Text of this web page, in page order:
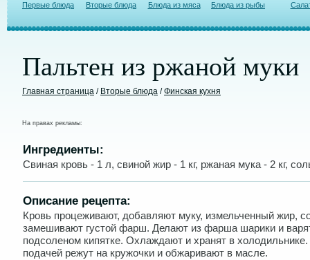
Первые блюда Вторые блюда Блюда из мяса Блюда из рыбы
Пальтен из ржаной муки
Главная страница / Вторые блюда /Финская кухня
На правах рекламы:
Ингредиенты:
Свиная кровь - 1 л, свиной жир - 1 кг, ржаная мука - 2 кг,
Описание рецепта:
Кровь процеживают, добавляют муку, измельченный жир,
замешивают густой фарш. Делают из фарша шарики и
подсоленом кипятке. Охлаждают и хранят в
подачей режут на кружочки и обжаривают в масле.